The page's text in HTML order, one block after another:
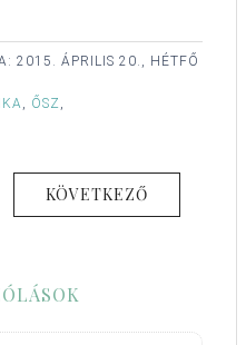
2015. ÁPRILIS 20., HÉTFŐ
ŐSZ
KÖVETKEZŐ